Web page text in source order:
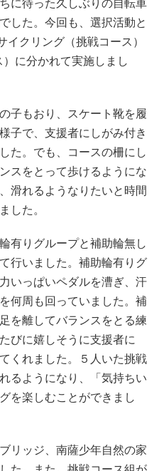
に待った久しぶりの自転車
した。今回も、選択活動と
クリング（挑戦コース）
に分かれて実施しまし
子もおり、スケート靴を履
子で、支援者にしがみ付き
た。でも、コースの柵にし
スをとって歩けるようにな
滑れるようなりたいと時間
した。
有りグループと補助輪無し
行いました。補助輪有りグ
いっぱいペダルを漕ぎ、汗
何周も回っていました。補
を離してバランスをとる練
びに嬉しそうに支援者に
くれました。５人いた挑戦
るようになり、「気持ちい
を楽しむことができまし
リッジ、南薩少年自然の家